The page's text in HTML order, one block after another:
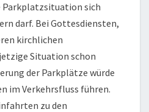
Parkplatzsituation sich
darf. Bei Gottesdiensten,
kirchlichen
Situation schon
der Parkplätze würde
im Verkehrsfluss führen.
zu den